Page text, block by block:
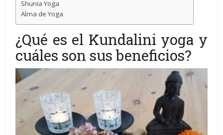
Shunia Yoga
Alma de Yoga
¿Qué es el Kundalini yoga y
cuáles son sus beneficios?